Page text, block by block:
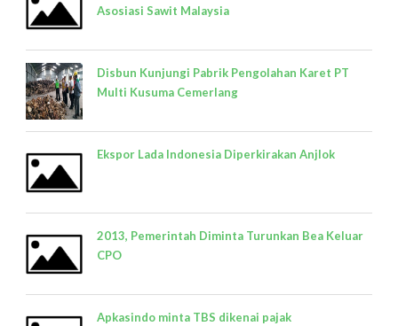
Asosiasi Sawit Malaysia
Disbun Kunjungi Pabrik Pengolahan Karet PT
Multi Kusuma Cemerlang
Ekspor Lada Indonesia Diperkirakan Anjlok
2013, Pemerintah Diminta Turunkan Bea Keluar
CPO
Apkasindo minta TBS dikenai pajak